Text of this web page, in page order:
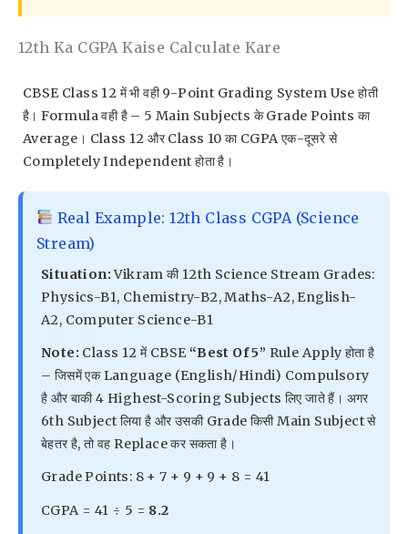
12th Ka CGPA Kaise Calculate Kare
CBSE Class 12 में भी वही 9-Point Grading System Use होती
है। Formula वही है – 5 Main Subjects के Grade Points का
Average। Class 12 और Class 10 का CGPA एक-दूसरे से
Completely Independent होता है।
Real Example: 12th Class CGPA (Science
Stream)
Situation:Vikram की 12th Science Stream Grades:
Physics-B1, Chemistry-B2, Maths-A2, English-
A2, Computer Science-B1
Note: Class 12 में CBSE “Best Of 5” Rule Apply होता है
– जिसमें एक Language (English/Hindi) Compulsory
है और बाकी 4 Highest-Scoring Subjects लिए जाते हैं। अगर
6th Subject लिया है और उसकी Grade किसी Main Subject से
बेहतर है, तो वह Replace कर सकता है।
Grade Points: 8 + 7 + 9 + 9 + 8 = 41
CGPA = 41 ÷ 5 = 8.2